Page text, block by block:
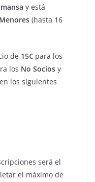
y está
Menores (hasta 16
de 15€ para los
los No Socios y
en los siguientes
será el
el máximo de